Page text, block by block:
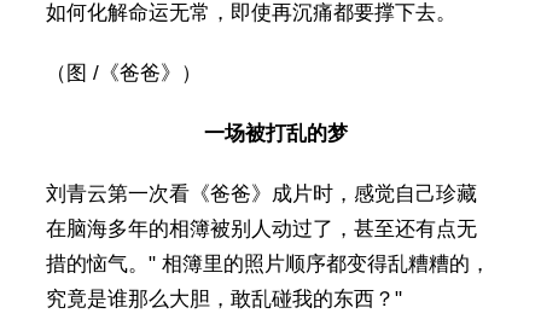
如何化解命运无常，即使再沉痛都要撑下去。
（图 /《爸爸》）
一场被打乱的梦
刘青云第一次看《爸爸》成片时，感觉自己珍藏
在脑海多年的相簿被别人动过了，甚至还有点无
措的恼气。" 相簿里的照片顺序都变得乱糟糟的，
究竟是谁那么大胆，敢乱碰我的东西？"